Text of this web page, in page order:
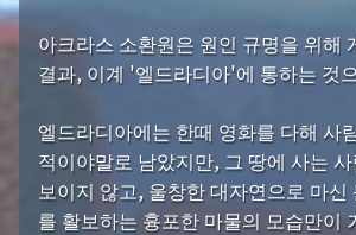
아크라스 소환원은 원인 규명을 위해
결과, 이계 '엘드라디아'에 통하는 것
엘드라디아에는 한때 영화를 다해 사
적이야말로 남았지만, 그 땅에 사는
보이지 않고, 울창한 대자연으로 마신
를 활보하는 흉포한 마물의 모습만이